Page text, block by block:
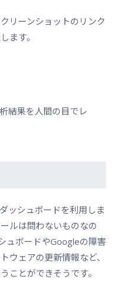
リーンショットのリンク
ます。
結果を人間の目でレ
ッシュボードを利用しま
ルは問わないものなの
ュボードやGoogleの障害
ウェアの更新情報など、
ことができそうです。